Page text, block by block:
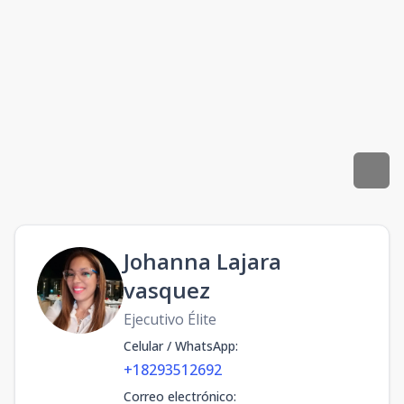
Johanna Lajara
vasquez
Ejecutivo Élite
Celular / WhatsApp:
+18293512692
Correo electrónico: